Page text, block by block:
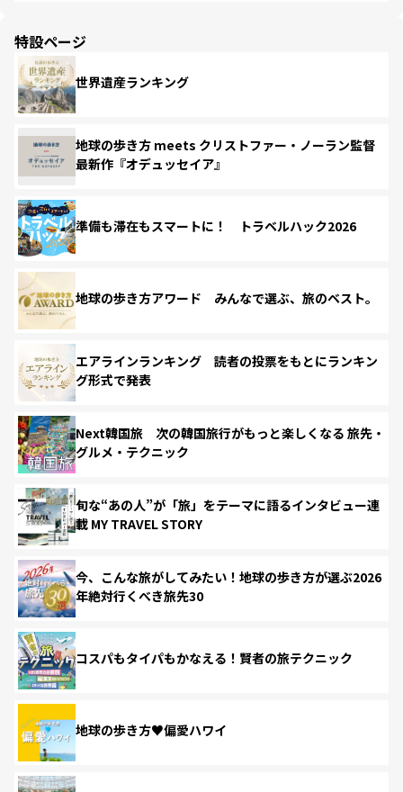
特設ページ
世界遺産ランキング
地球の歩き方 meets クリストファー・ノーラン監督
最新作『オデュッセイア』
準備も滞在もスマートに！ トラベルハック2026
地球の歩き方アワード みんなで選ぶ、旅のベスト。
エアラインランキング 読者の投票をもとにランキン
グ形式で発表
Next韓国旅 次の韓国旅行がもっと楽しくなる 旅先・
グルメ・テクニック
旬な“あの人”が「旅」をテーマに語るインタビュー連
載 MY TRAVEL STORY
今、こんな旅がしてみたい！地球の歩き方が選ぶ2026
年絶対行くべき旅先30
コスパもタイパもかなえる！賢者の旅テクニック
地球の歩き方♥偏愛ハワイ